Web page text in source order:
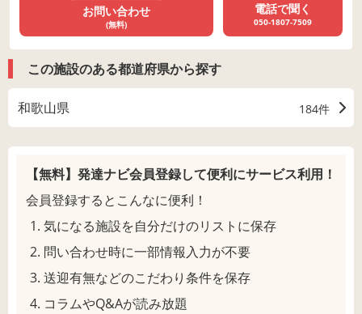
お問い合わせ
(無料)
電話で聞く
050-1807-7509
この施設のある都道府県から探す
和歌山県 184件
【無料】発達ナビ会員登録して便利にサービス利用！
会員登録するとこんなに便利！
気になる施設を自分だけのリストに保存
問い合わせ時に一部情報入力が不要
送迎有無などのこだわり条件を保存
コラムやQ&Aが読み放題